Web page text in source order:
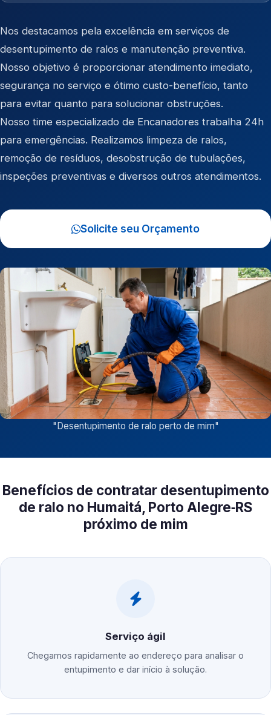
Nos destacamos pela excelência em serviços de
desentupimento de ralos e manutenção preventiva.
Nosso objetivo é proporcionar atendimento imediato,
segurança no serviço e ótimo custo-benefício, tanto
para evitar quanto para solucionar obstruções.
Nosso time especializado de Encanadores trabalha 24h
para emergências. Realizamos limpeza de ralos,
remoção de resíduos, desobstrução de tubulações,
inspeções preventivas e diversos outros atendimentos.
Solicite seu Orçamento
"Desentupimento de ralo perto de mim"
Benefícios de contratar desentupimento
de ralo no Humaitá, Porto Alegre‑RS
próximo de mim
Serviço ágil
Chegamos rapidamente ao endereço para analisar o
entupimento e dar início à solução.